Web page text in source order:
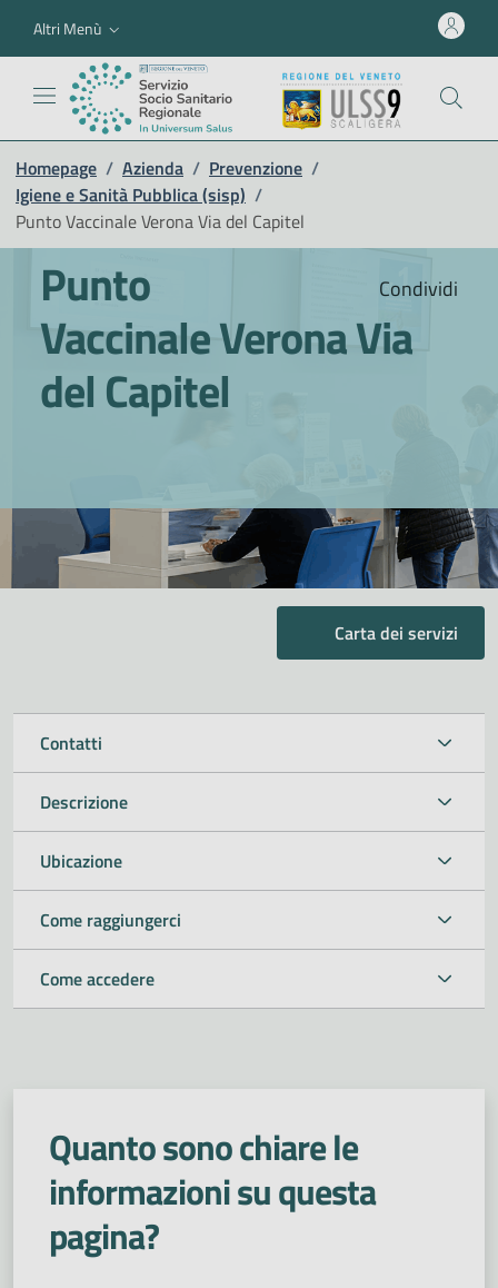
Altri Menù
Homepage / Azienda / Prevenzione /
Igiene e Sanità Pubblica (sisp) /
Punto Vaccinale Verona Via del Capitel
Condividi
Punto
Vaccinale Verona Via
del Capitel
Carta dei servizi
Contatti
Descrizione
Ubicazione
Come raggiungerci
Come accedere
Quanto sono chiare le
informazioni su questa
pagina?